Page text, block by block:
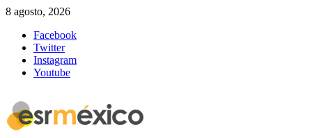
8 agosto, 2026
Facebook
Twitter
Instagram
Youtube